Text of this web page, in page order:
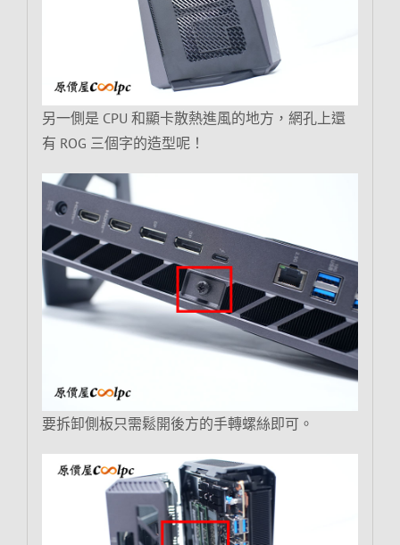
另一側是 CPU 和顯卡散熱進風的地方，網孔上還
有 ROG 三個字的造型呢！
要拆卸側板只需鬆開後方的手轉螺絲即可。